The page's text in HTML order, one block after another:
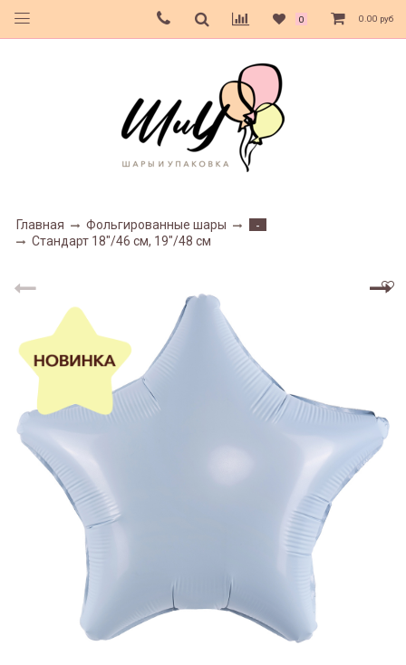
0 0.00 руб
Главная Фольгированные шары
-
Стандарт 18"/46 см, 19"/48 см